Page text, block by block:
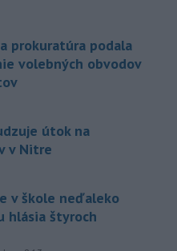
prokuratúra podala
volebných obvodov
útok na
v Nitre
v škole neďaleko
hlásia štyroch